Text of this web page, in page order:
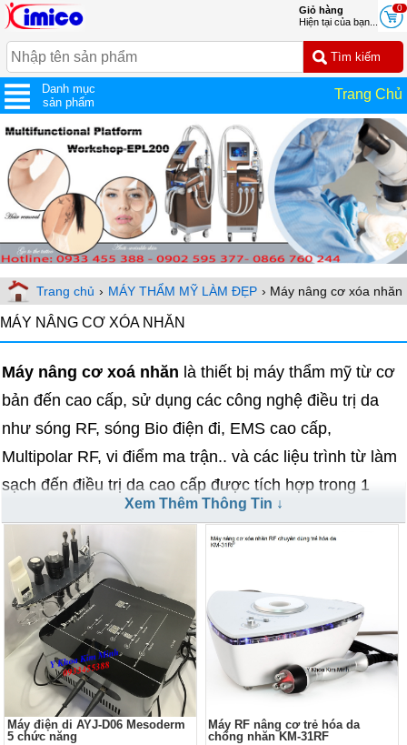
0
Giỏ hàng
Hiện tại của bạn...
Danh mục
sản phẩm
Trang Chủ
Trang chủ › MÁY THẨM MỸ LÀM ĐẸP › Máy nâng cơ xóa nhăn
MÁY NÂNG CƠ XÓA NHĂN
Máy nâng cơ xoá nhăn là thiết bị máy thẩm mỹ từ cơ
bản đến cao cấp, sử dụng các công nghệ điều trị da
như sóng RF, sóng Bio điện đi, EMS cao cấp,
Multipolar RF, vi điểm ma trận.. và các liệu trình từ làm
sạch đến điều trị da cao cấp được tích hợp trong 1
máy thẩm mỹ. Sử dụng máy nâng cơ giúp điều trị da
thô ráp, lỗ chân lông to, vết nhăn, mảng sắc tố nám
sạm,..kết hợp với các loại mỹ phẩm hút độc tố, trị mụn,
tế bào gốc đỏ, EGF, Collagen, HA, phương pháp PRP
sẽ giúp điều trị nhanh mà những máy chăm sóc da đa
năng thông thường không thể giúp ích được..
=============================
Xem Thêm Thông Tin ↓
Máy điện di AYJ-D06 Mesoderm
5 chức năng
Máy RF nâng cơ trẻ hóa da
chống nhăn KM-31RF